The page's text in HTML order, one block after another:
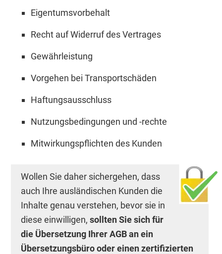
Eigentumsvorbehalt
Recht auf Widerruf des Vertrages
Gewährleistung
Vorgehen bei Transportschäden
Haftungsausschluss
Nutzungsbedingungen und -rechte
Mitwirkungspflichten des Kunden
Wollen Sie daher sichergehen, dass
auch Ihre ausländischen Kunden die
Inhalte genau verstehen, bevor sie in
diese einwilligen,sollten Sie sich für
die Übersetzung Ihrer AGB an ein
Übersetzungsbüro oder einen zertifizierten